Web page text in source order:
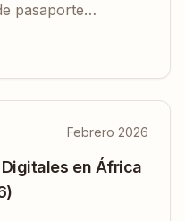
pasaporte
Febrero 2026
en África